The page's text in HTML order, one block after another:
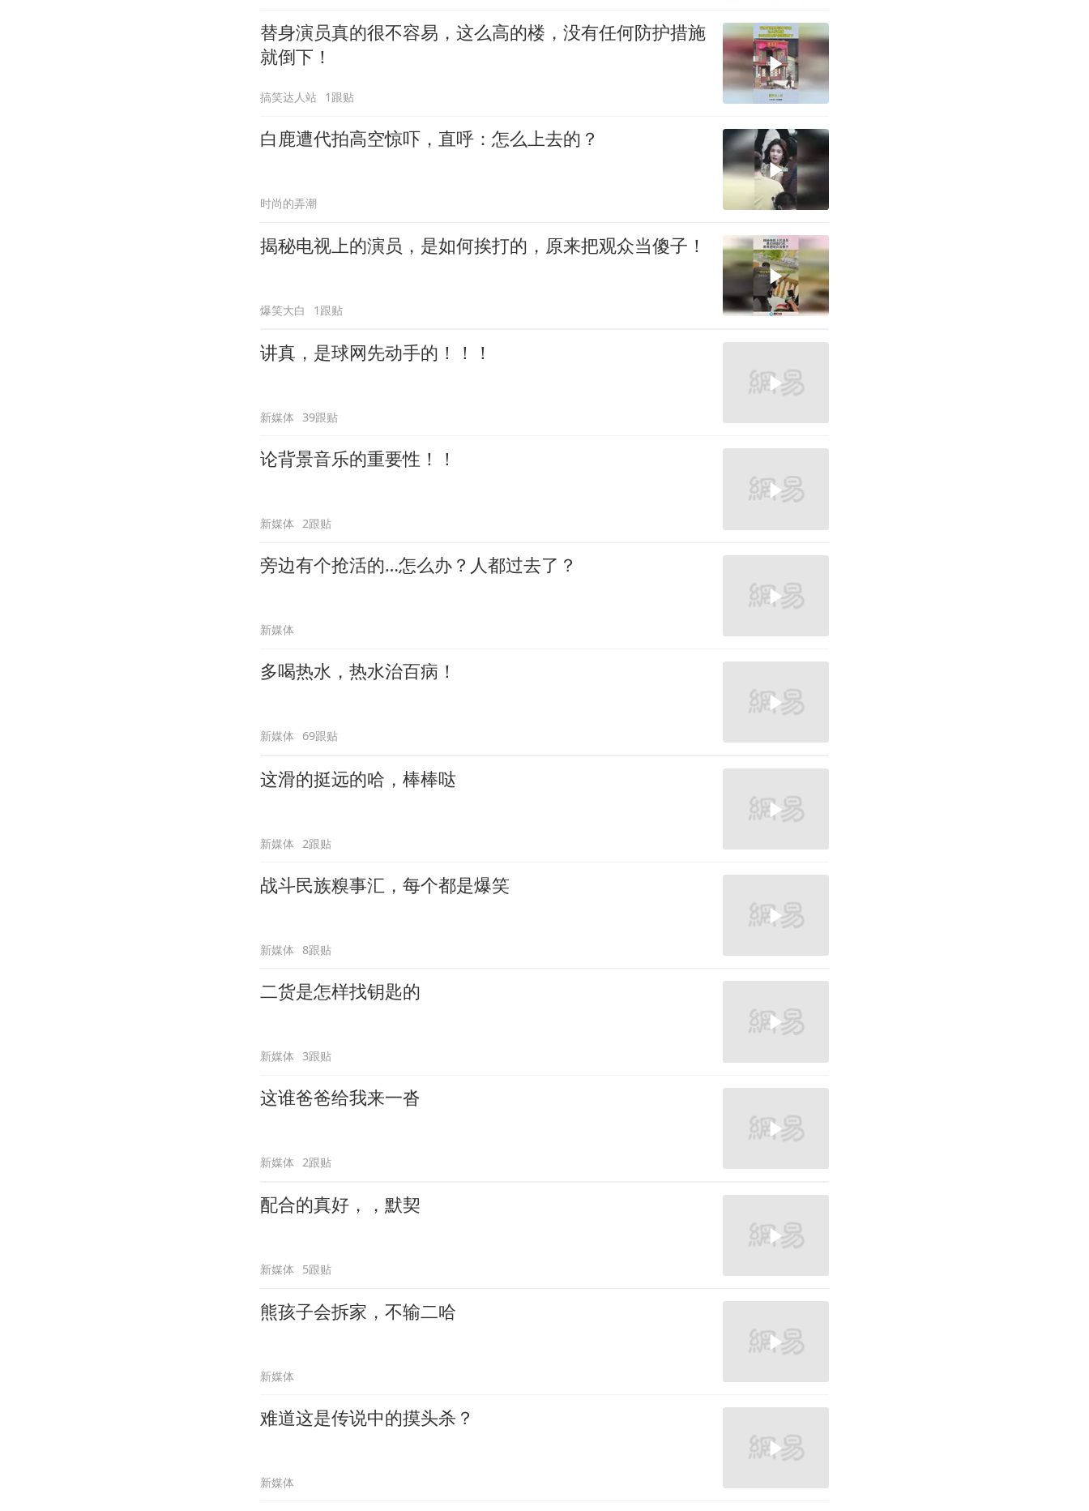
替身演员真的很不容易，这么高的楼，没有任何防护措施
就倒下！
搞笑达人站 1跟贴
白鹿遭代拍高空惊吓，直呼：怎么上去的？
时尚的弄潮
揭秘电视上的演员，是如何挨打的，原来把观众当傻子！
爆笑大白 1跟贴
讲真，是球网先动手的！！！
新媒体 39跟贴
论背景音乐的重要性！！
新媒体 2跟贴
旁边有个抢活的…怎么办？人都过去了？
新媒体
多喝热水，热水治百病！
新媒体 69跟贴
这滑的挺远的哈，棒棒哒
新媒体 2跟贴
战斗民族糗事汇，每个都是爆笑
新媒体 8跟贴
二货是怎样找钥匙的
新媒体 3跟贴
这谁爸爸给我来一沓
新媒体 2跟贴
配合的真好，，默契
新媒体 5跟贴
熊孩子会拆家，不输二哈
新媒体
难道这是传说中的摸头杀？
新媒体